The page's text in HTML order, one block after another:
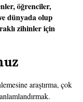
öğrenciler,
dünyada olup
zihinler için
araştırma, çok